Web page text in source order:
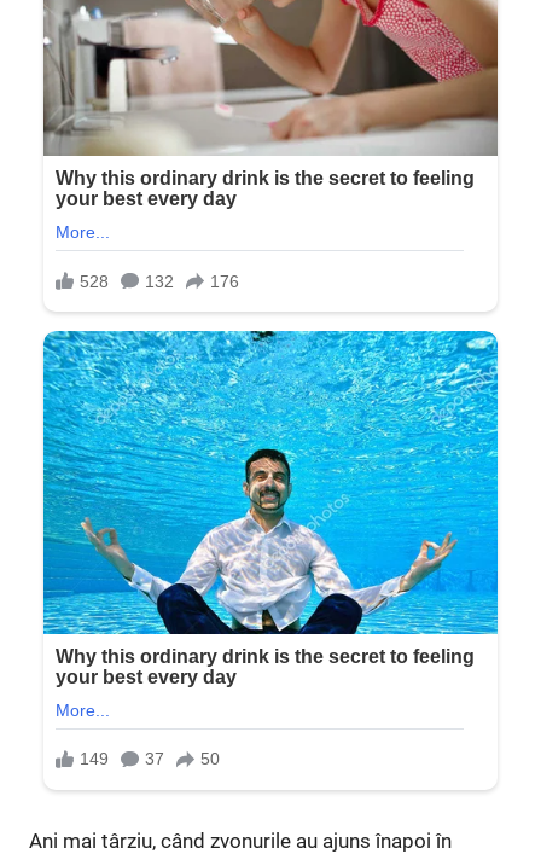
Ani mai târziu, când zvonurile au ajuns înapoi în